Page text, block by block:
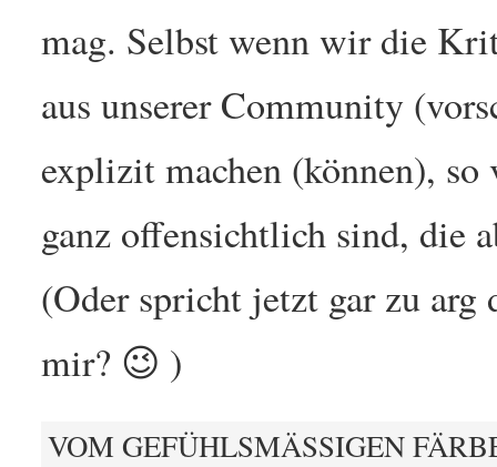
mag. Selbst wenn wir die
aus unserer Community
explizit machen (können),
ganz offensichtlich sind, die
(Oder spricht jetzt gar zu
mir? 😉 )
VOM GEFÜHLSMÄSSIGEN